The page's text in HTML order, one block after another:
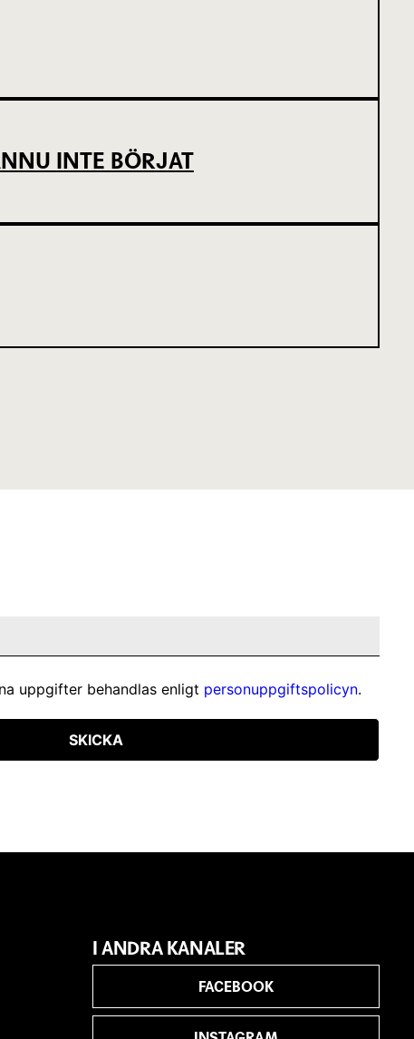
INTE BÖRJAT
uppgifter behandlas enligt personuppgiftspolicyn.
SKICKA
I ANDRA KANALER
FACEBOOK